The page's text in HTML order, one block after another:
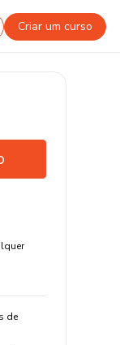
Criar um curso
de